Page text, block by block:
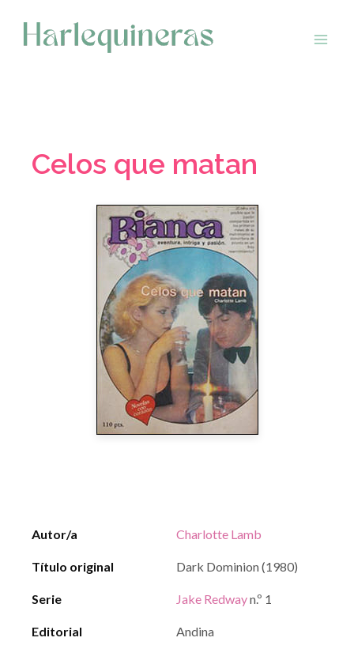
contenido
Celos que matan
Autor/a Charlotte Lamb
Título original Dark Dominion (1980)
Serie Jake Redwayn.º 1
Editorial Andina